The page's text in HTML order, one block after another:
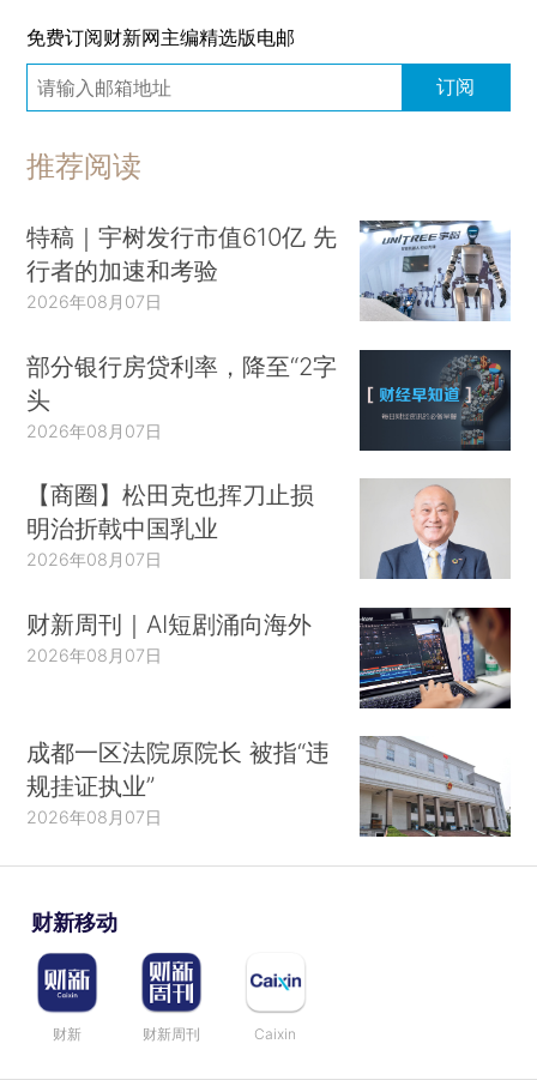
免费订阅财新网主编精选版电邮
订阅
推荐阅读
特稿｜宇树发行市值610亿 先
行者的加速和考验
2026年08月07日
部分银行房贷利率，降至“2字
头
2026年08月07日
【商圈】松田克也挥刀止损
明治折戟中国乳业
2026年08月07日
财新周刊｜AI短剧涌向海外
2026年08月07日
成都一区法院原院长 被指“违
规挂证执业”
2026年08月07日
财新移动
财新 财新周刊 Caixin